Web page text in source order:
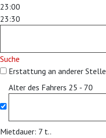
23:00
23:30
Suche
Erstattung an anderer Stelle
Alter des Fahrers 25 - 70
Mietdauer: 7 t..